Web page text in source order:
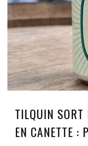
TILQUIN SORT
EN CANETTE :